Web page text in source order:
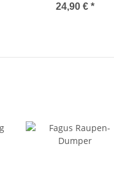
24,90 € *